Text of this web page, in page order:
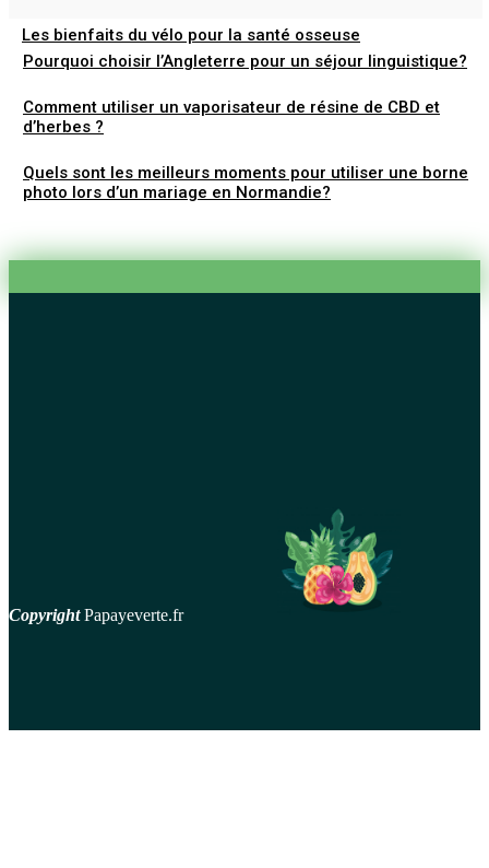
Les bienfaits du vélo pour la santé osseuse
Pourquoi choisir l’Angleterre pour un séjour linguistique?
Comment utiliser un vaporisateur de résine de CBD et
d’herbes ?
Quels sont les meilleurs moments pour utiliser une borne
photo lors d’un mariage en Normandie?
CopyrightPapayeverte.fr